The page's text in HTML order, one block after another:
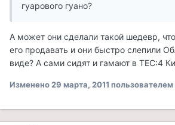
гуарового гуано?
А может они сделали такой шедевр,
его продавать и они быстро слепили
виде? А сами сидят и гамают в ТЕС:4
Изменено29 марта, 2011